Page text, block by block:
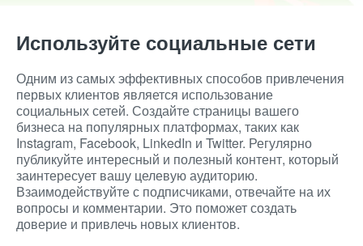
Используйте социальные сети
Одним из самых эффективных способов привлечения
первых клиентов является использование
социальных сетей. Создайте страницы вашего
бизнеса на популярных платформах, таких как
Instagram, Facebook, LinkedIn и Twitter. Регулярно
публикуйте интересный и полезный контент, который
заинтересует вашу целевую аудиторию.
Взаимодействуйте с подписчиками, отвечайте на их
вопросы и комментарии. Это поможет создать
доверие и привлечь новых клиентов.